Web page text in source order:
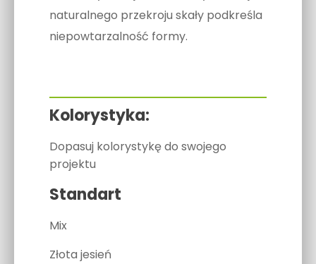
naturalnego przekroju skały podkreśla
niepowtarzalność formy.
Kolorystyka:
Dopasuj kolorystykę do swojego
projektu
Standart
Mix
Złota jesień